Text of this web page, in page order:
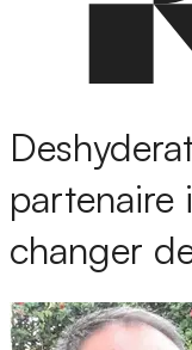
partenaire
changer